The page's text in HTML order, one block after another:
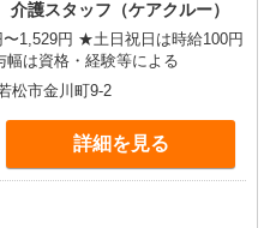
護スタッフ（ケアクルー）
日祝日は時給100円
は資格・経験等による
松市金川町9-2
詳細を見る